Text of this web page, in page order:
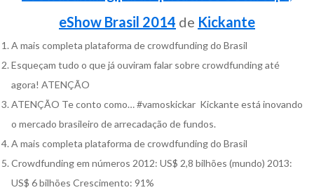
eShow Brasil 2014 de Kickante
A mais completa plataforma de crowdfunding do Brasil
Esqueçam tudo o que já ouviram falar sobre crowdfunding até
agora! ATENÇÃO
ATENÇÃO Te conto como… #vamoskickar Kickante está inovando
o mercado brasileiro de arrecadação de fundos.
A mais completa plataforma de crowdfunding do Brasil
Crowdfunding em números 2012: US$ 2,8 bilhões (mundo) 2013:
US$ 6 bilhões Crescimento: 91%